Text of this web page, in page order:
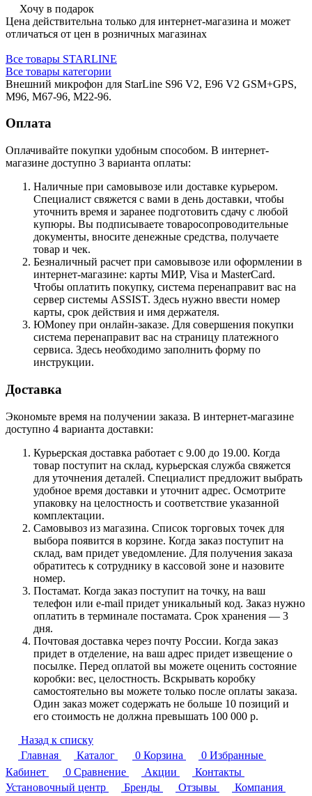
Хочу в подарок
Цена действительна только для интернет-магазина и может
отличаться от цен в розничных магазинах
Все товары STARLINE
Все товары категории
Внешний микрофон для StarLine S96 V2, E96 V2 GSM+GPS,
М96, M67-96, M22-96.
Оплата
Оплачивайте покупки удобным способом. В интернет-
магазине доступно 3 варианта оплаты:
Наличные при самовывозе или доставке курьером.
Специалист свяжется с вами в день доставки, чтобы
уточнить время и заранее подготовить сдачу с любой
купюры. Вы подписываете товаросопроводительные
документы, вносите денежные средства, получаете
товар и чек.
Безналичный расчет при самовывозе или оформлении в
интернет-магазине: карты МИР, Visa и MasterCard.
Чтобы оплатить покупку, система перенаправит вас на
сервер системы ASSIST. Здесь нужно ввести номер
карты, срок действия и имя держателя.
ЮMoney при онлайн-заказе. Для совершения покупки
система перенаправит вас на страницу платежного
сервиса. Здесь необходимо заполнить форму по
инструкции.
Доставка
Экономьте время на получении заказа. В интернет-магазине
доступно 4 варианта доставки:
Курьерская доставка работает с 9.00 до 19.00. Когда
товар поступит на склад, курьерская служба свяжется
для уточнения деталей. Специалист предложит выбрать
удобное время доставки и уточнит адрес. Осмотрите
упаковку на целостность и соответствие указанной
комплектации.
Самовывоз из магазина. Список торговых точек для
выбора появится в корзине. Когда заказ поступит на
склад, вам придет уведомление. Для получения заказа
обратитесь к сотруднику в кассовой зоне и назовите
номер.
Постамат. Когда заказ поступит на точку, на ваш
телефон или e-mail придет уникальный код. Заказ нужно
оплатить в терминале постамата. Срок хранения — 3
дня.
Почтовая доставка через почту России. Когда заказ
придет в отделение, на ваш адрес придет извещение о
посылке. Перед оплатой вы можете оценить состояние
коробки: вес, целостность. Вскрывать коробку
самостоятельно вы можете только после оплаты заказа.
Один заказ может содержать не больше 10 позиций и
его стоимость не должна превышать 100 000 р.
Назад к списку
Главная
Каталог 0 Корзина 0 Избранные
Кабинет
0 Сравнение Акции
Контакты
Установочный центр
Бренды Отзывы
Компания